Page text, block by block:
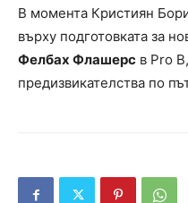
В момента Кристиян
върху подготовката за
Фелбах Флашерс в Pro
предизвикателства по